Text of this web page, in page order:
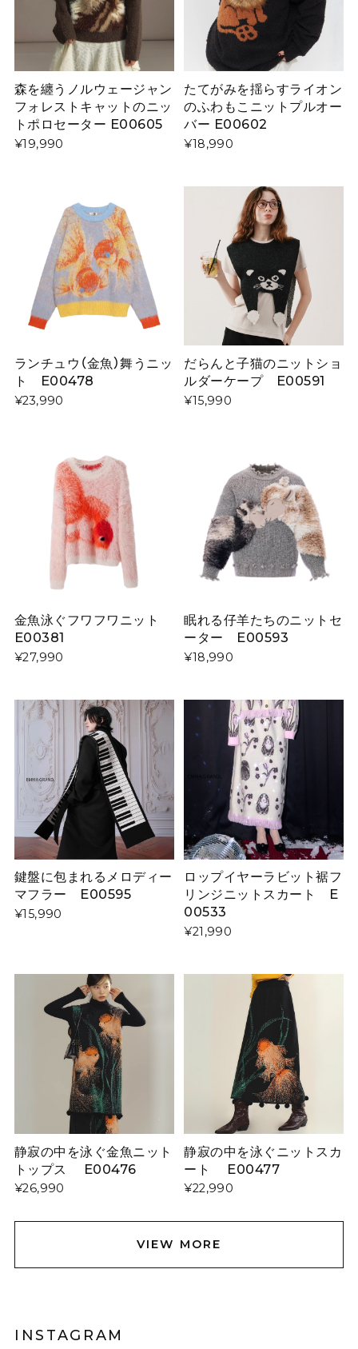
森を纏うノルウェージャン
フォレストキャットのニッ
トポロセーター E00605
¥19,990
たてがみを揺らすライオン
のふわもこニットプルオー
バー E00602
¥18,990
ランチュウ（金魚）舞うニッ
ト E00478
¥23,990
だらんと子猫のニットショ
ルダーケープ E00591
¥15,990
金魚泳ぐフワフワニット
E00381
¥27,990
眠れる仔羊たちのニットセ
ーター E00593
¥18,990
鍵盤に包まれるメロディー
マフラー E00595
¥15,990
ロップイヤーラビット裾フ
リンジニットスカート E
00533
¥21,990
静寂の中を泳ぐ金魚ニット
トップス E00476
¥26,990
静寂の中を泳ぐニットスカ
ート E00477
¥22,990
VIEW MORE
INSTAGRAM